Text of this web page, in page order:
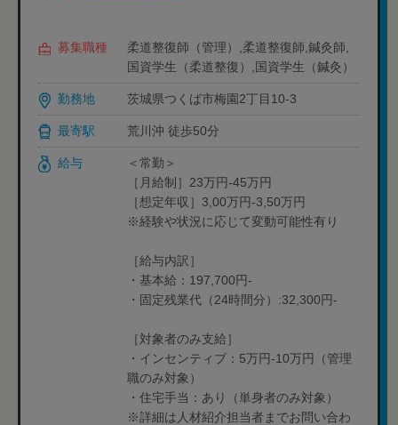
募集職種
柔道整復師（管理）,柔道整復師,鍼灸師,
国資学生（柔道整復）,国資学生（鍼灸）
勤務地 茨城県つくば市梅園2丁目10-3
最寄駅 荒川沖 徒歩50分
給与
＜常勤＞
［月給制］23万円-45万円
［想定年収］3,00万円-3,50万円
※経験や状況に応じて変動可能性有り
［給与内訳］
・基本給：197,700円-
・固定残業代（24時間分）:32,300円-
［対象者のみ支給］
・インセンティブ：5万円-10万円（管理
職のみ対象）
・住宅手当：あり（単身者のみ対象）
※詳細は人材紹介担当者までお問い合わ